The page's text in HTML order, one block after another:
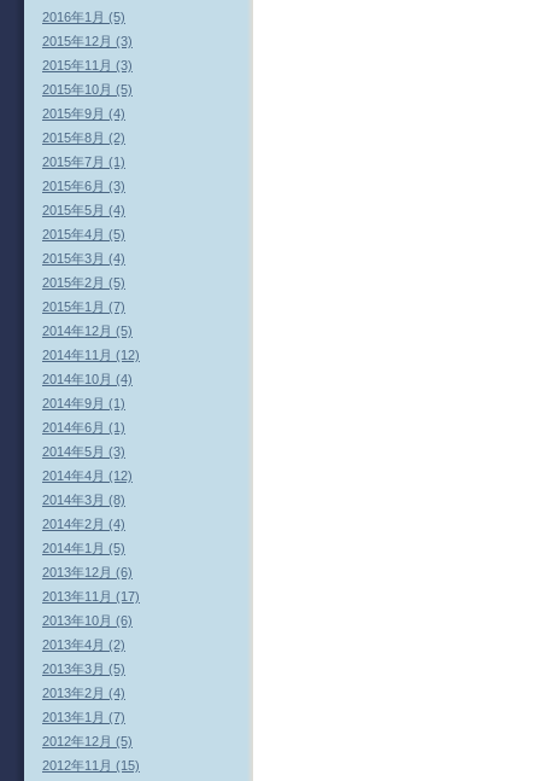
2016年1月 (5)
2015年12月 (3)
2015年11月 (3)
2015年10月 (5)
2015年9月 (4)
2015年8月 (2)
2015年7月 (1)
2015年6月 (3)
2015年5月 (4)
2015年4月 (5)
2015年3月 (4)
2015年2月 (5)
2015年1月 (7)
2014年12月 (5)
2014年11月 (12)
2014年10月 (4)
2014年9月 (1)
2014年6月 (1)
2014年5月 (3)
2014年4月 (12)
2014年3月 (8)
2014年2月 (4)
2014年1月 (5)
2013年12月 (6)
2013年11月 (17)
2013年10月 (6)
2013年4月 (2)
2013年3月 (5)
2013年2月 (4)
2013年1月 (7)
2012年12月 (5)
2012年11月 (15)